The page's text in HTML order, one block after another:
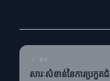
មុន
សារៈសំខាន់នៃការប្រកួត